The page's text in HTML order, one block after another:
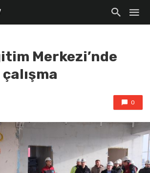
Merkezi’nde
0